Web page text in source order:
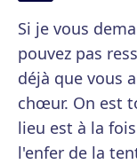
Si je vous
pouvez pas
déjà que vous
chœur. On est
lieu est à la
l'enfer de la